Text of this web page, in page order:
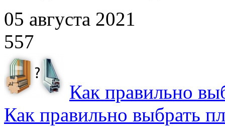
05 августа 2021
557
Как правильно
Как правильно выбрать